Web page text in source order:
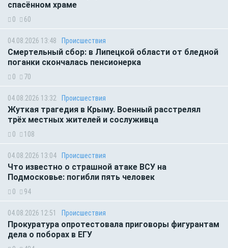
спасённом храме
0 60
04.08.2026 13:48 Происшествия
Смертельный сбор: в Липецкой области от бледной
поганки скончалась пенсионерка
0 70
04.08.2026 13:32 Происшествия
Жуткая трагедия в Крыму. Военный расстрелял
трёх местных жителей и сослуживца
0 108
04.08.2026 13:04 Происшествия
Что известно о страшной атаке ВСУ на
Подмосковье: погибли пять человек
0 94
04.08.2026 12:51 Происшествия
Прокуратура опротестовала приговоры фигурантам
дела о поборах в ЕГУ